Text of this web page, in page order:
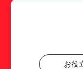
お役